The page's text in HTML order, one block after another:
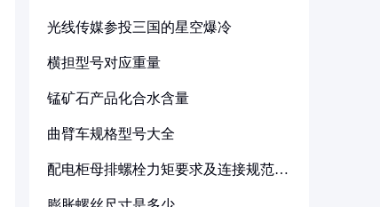
光线传媒参投三国的星空爆冷
横担型号对应重量
锰矿石产品化合水含量
曲臂车规格型号大全
配电柜母排螺栓力矩要求及连接规范详